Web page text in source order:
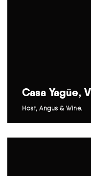
Casa Yagüe,
Host, Angus & Wine.